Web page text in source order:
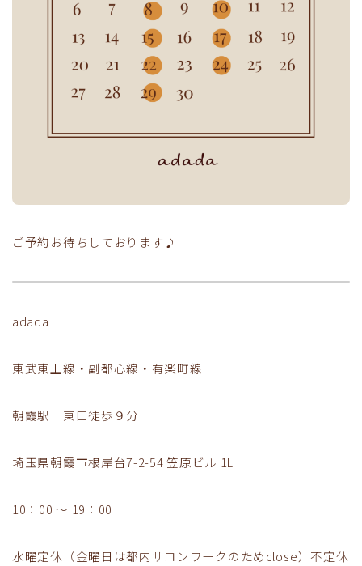
ご予約お待ちしております♪
adada
東武東上線・副都心線・有楽町線
朝霞駅 東口徒歩９分
埼玉県朝霞市根岸台7-2-54 笠原ビル 1L
10：00 ～ 19：00
水曜定休（金曜日は都内サロンワークのためclose）不定休